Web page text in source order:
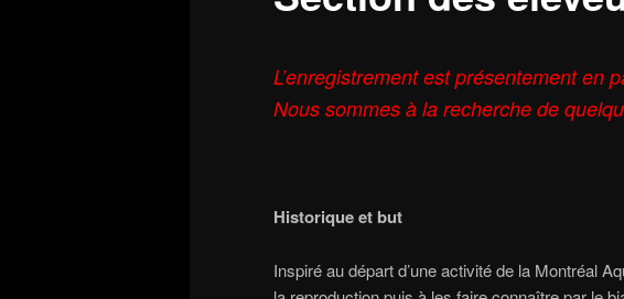
L’enregistrement est présentement en
Nous sommes à la recherche de
Historique et but
Inspiré au départ d’une activité de la Montréal